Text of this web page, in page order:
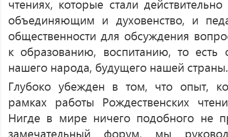
чтениях, которые стали
объединяющим и духовенство, и
общественности для обсуждения
к образованию, воспитанию, то
нашего народа, будущего нашей страны.
Глубоко убежден в том, что опыт,
рамках работы Рождественских
Нигде в мире ничего подобного не
замечательный форум, мы